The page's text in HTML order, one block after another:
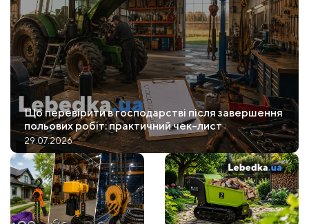
Що перевірити в господарстві після завершення
польових робіт: практичний чек-лист
29.07.2026